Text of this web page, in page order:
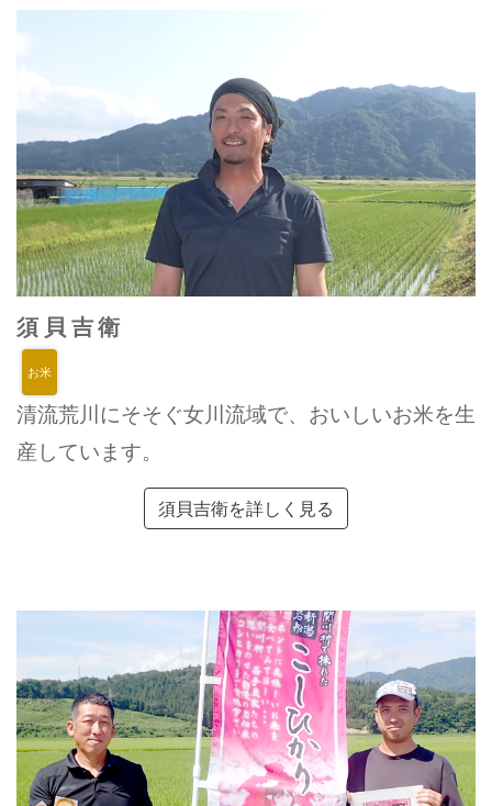
須貝吉衛
お米
清流荒川にそそぐ女川流域で、おいしいお米を生
産しています。
須貝吉衛を詳しく見る